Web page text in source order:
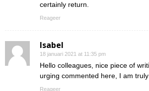
certainly return.
Reageer
Isabel
18 januari 2021 at 11:35 pm
Hello colleagues, nice piece of
urging commented here, I am
Reageer